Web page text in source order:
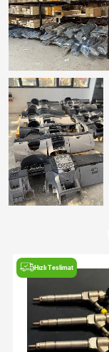
Hızlı Teslimat